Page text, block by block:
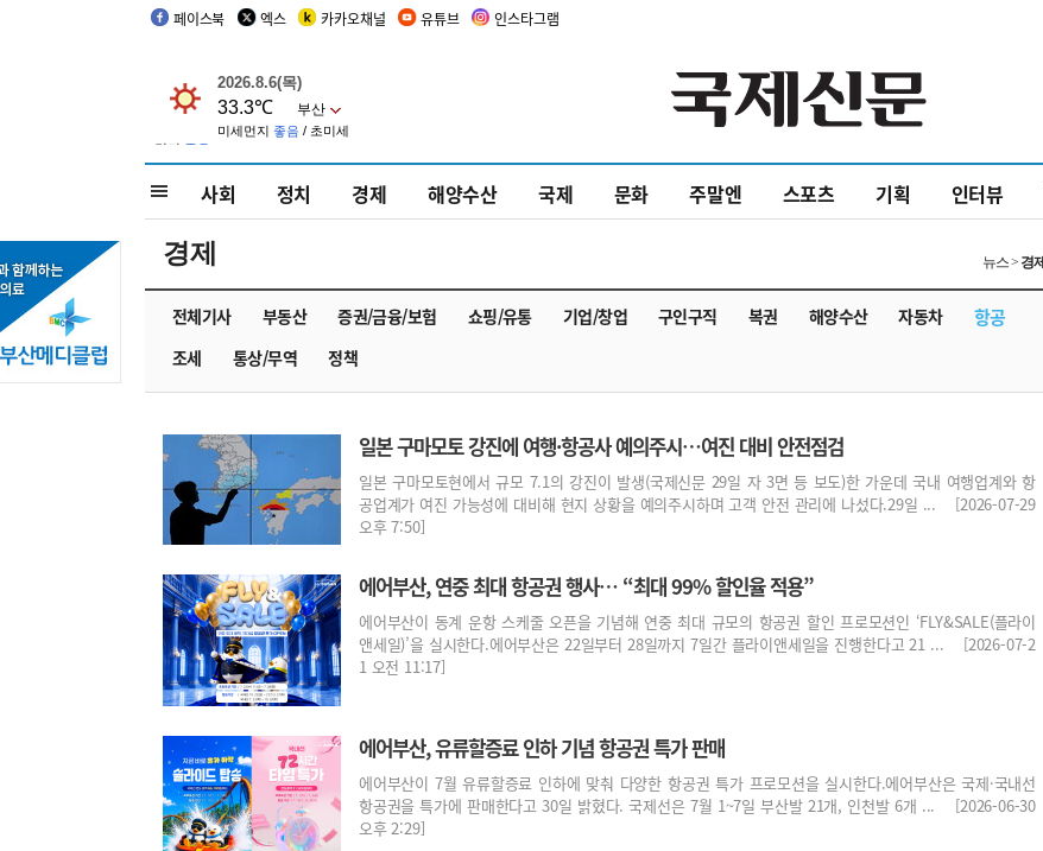
페이스북 엑스 카카오채널 유튜브 인스타그램
사회 정치 경제 해양수산 국제 문화 주말엔 스포츠 기획 인터뷰
전체기사 부동산 증권/금융/보험 쇼핑/유통 기업/창업 구인구직 복권 해양수산 자동차 항공
조세 통상/무역 정책
경제 뉴스 > 경제
일본 구마모토 강진에 여행·항공사 예의주시…여진 대비 안전점검
일본 구마모토현에서 규모 7.1의 강진이 발생(국제신문 29일 자 3면 등 보도)한 가운데 국내 여행업계와 항
공업계가 여진 가능성에 대비해 현지 상황을 예의주시하며 고객 안전 관리에 나섰다.29일 ... [2026-07-29
오후 7:50]
에어부산, 연중 최대 항공권 행사… “최대 99% 할인율 적용”
에어부산이 동계 운항 스케줄 오픈을 기념해 연중 최대 규모의 항공권 할인 프로모션인 ‘FLY&SALE(플라이
앤세일)’을 실시한다.에어부산은 22일부터 28일까지 7일간 플라이앤세일을 진행한다고 21 ... [2026-07-2
1 오전 11:17]
에어부산, 유류할증료 인하 기념 항공권 특가 판매
에어부산이 7월 유류할증료 인하에 맞춰 다양한 항공권 특가 프로모션을 실시한다.에어부산은 국제·국내선
항공권을 특가에 판매한다고 30일 밝혔다. 국제선은 7월 1~7일 부산발 21개, 인천발 6개 ... [2026-06-30
오후 2:29]